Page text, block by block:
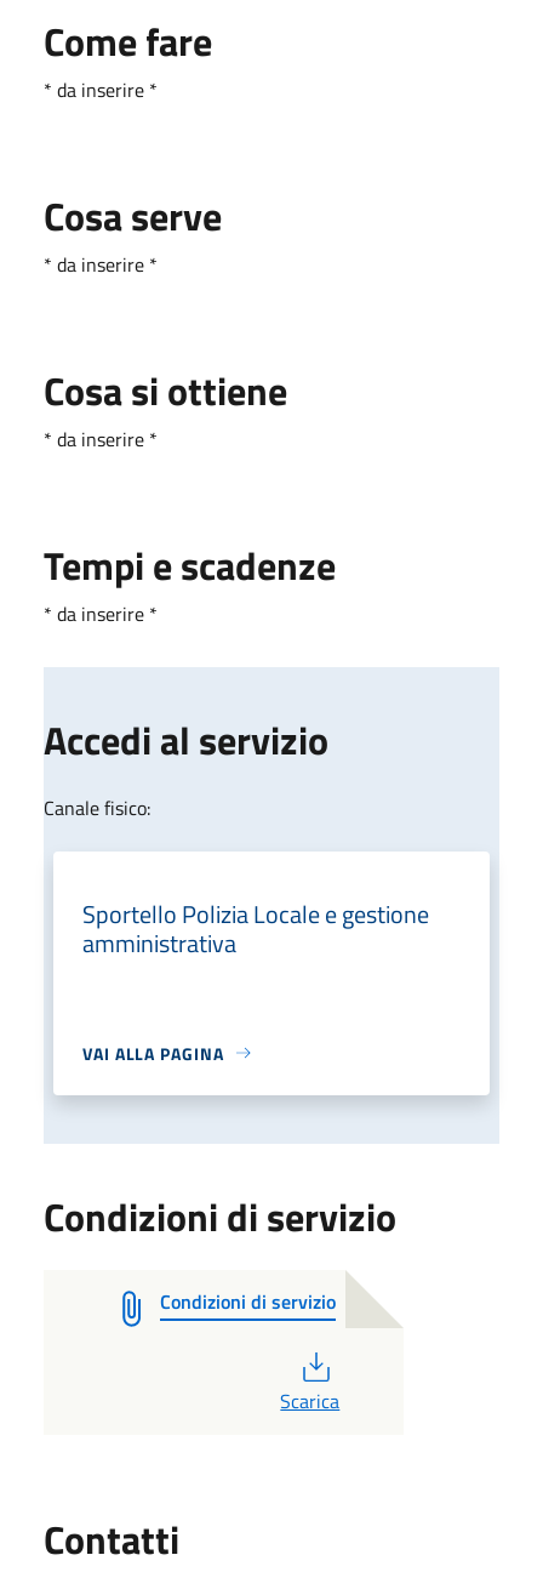
Come fare
* da inserire *
Cosa serve
* da inserire *
Cosa si ottiene
* da inserire *
Tempi e scadenze
* da inserire *
Accedi al servizio
Canale fisico:
Sportello Polizia Locale e gestione
amministrativa
VAI ALLA PAGINA
Condizioni di servizio
Condizioni di servizio
Scarica
Contatti